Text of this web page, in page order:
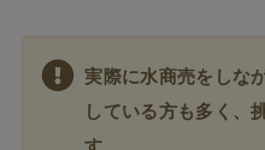
実際に水商売をしな
している方も多く、
す。